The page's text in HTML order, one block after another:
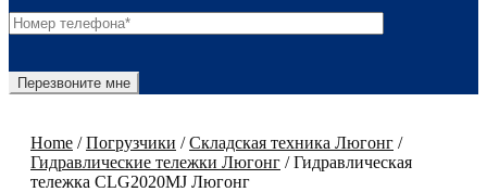
Home /Погрузчики /Складская техника Люгонг /
Гидравлические тележки Люгонг /Гидравлическая
тележка CLG2020MJ Люгонг